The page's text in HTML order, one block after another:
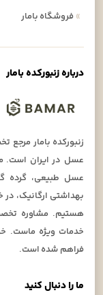
ما را دنبال کنید
»فروشگاه بامار
درباره زنبورکده بامار
زنبورکده بامار مرجع
عسل در ایران است. ما
عسل طبیعی، گرده
بهداشتی ارگانیک، در
هستیم. مشاوره
خدمات ویژه ماست.
فراهم شده است.